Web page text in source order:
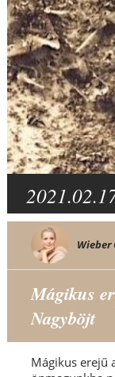
Wieber
Mágikus
Nagyböjt
Mágikus erejű